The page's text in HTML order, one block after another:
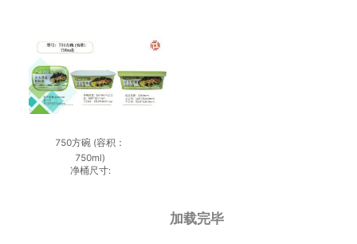
750方碗 (容积：
750ml)
净桶尺寸:
加载完毕